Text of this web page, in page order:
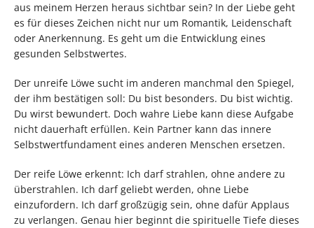
aus meinem Herzen heraus sichtbar sein? In der Liebe geht
es für dieses Zeichen nicht nur um Romantik, Leidenschaft
oder Anerkennung. Es geht um die Entwicklung eines
gesunden Selbstwertes.
Der unreife Löwe sucht im anderen manchmal den Spiegel,
der ihm bestätigen soll: Du bist besonders. Du bist wichtig.
Du wirst bewundert. Doch wahre Liebe kann diese Aufgabe
nicht dauerhaft erfüllen. Kein Partner kann das innere
Selbstwertfundament eines anderen Menschen ersetzen.
Der reife Löwe erkennt: Ich darf strahlen, ohne andere zu
überstrahlen. Ich darf geliebt werden, ohne Liebe
einzufordern. Ich darf großzügig sein, ohne dafür Applaus
zu verlangen. Genau hier beginnt die spirituelle Tiefe dieses